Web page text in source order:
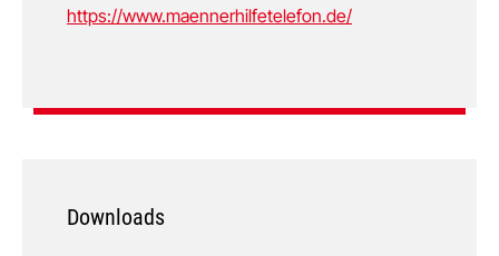
https://www.maennerhilfetelefon.de/
Downloads